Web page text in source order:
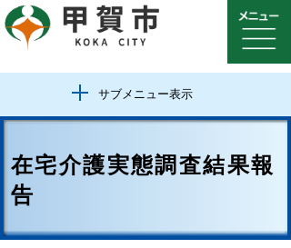
サブメニュー表示
在宅介護実態調査結果報
告